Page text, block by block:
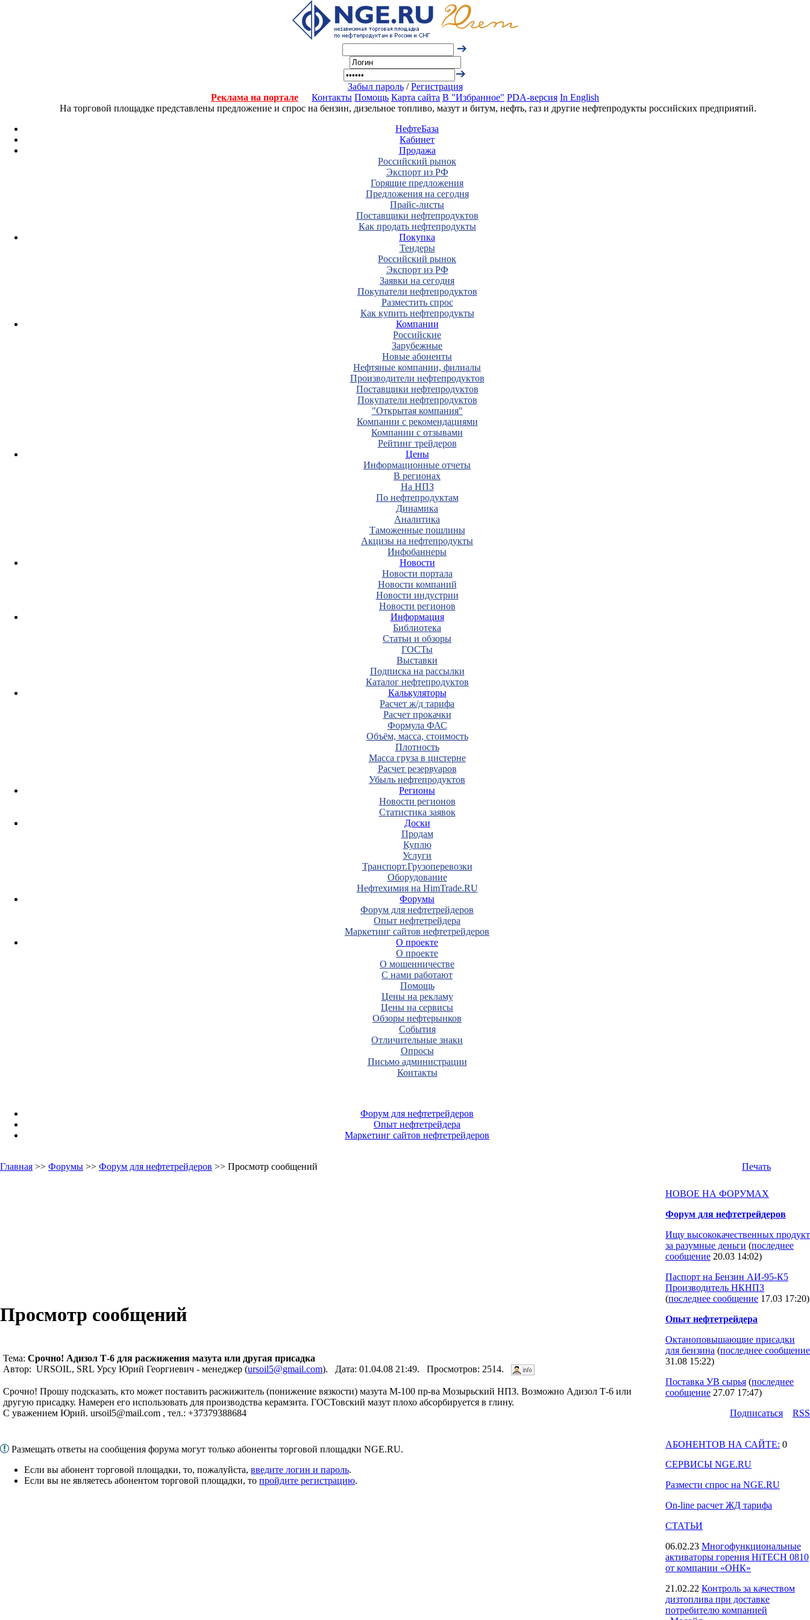
Забыл пароль/Регистрация
Реклама на портале
Контакты Помощь Карта сайта В "Избранное" PDA-версия In English
На торговой площадке представлены предложение и спрос на бензин, дизельное топливо, мазут и битум, нефть, газ и другие нефтепродукты российских предприятий.
НефтеБаза
Кабинет
Продажа
Российский рынок
Экспорт из РФ
Горящие предложения
Предложения на сегодня
Прайс-листы
Поставщики нефтепродуктов
Как продать нефтепродукты
Покупка
Тендеры
Российский рынок
Экспорт из РФ
Заявки на сегодня
Покупатели нефтепродуктов
Разместить спрос
Как купить нефтепродукты
Компании
Российские
Зарубежные
Новые абоненты
Нефтяные компании, филиалы
Производители нефтепродуктов
Поставщики нефтепродуктов
Покупатели нефтепродуктов
"Открытая компания"
Компании с рекомендациями
Компании с отзывами
Рейтинг трейдеров
Цены
Информационные отчеты
В регионах
На НПЗ
По нефтепродуктам
Динамика
Аналитика
Таможенные пошлины
Акцизы на нефтепродукты
Инфобаннеры
Новости
Новости портала
Новости компаний
Новости индустрии
Новости регионов
Информация
Библиотека
Статьи и обзоры
ГОСТы
Выставки
Подписка на рассылки
Каталог нефтепродуктов
Калькуляторы
Расчет ж/д тарифа
Расчет прокачки
Формула ФАС
Объём, масса, стоимость
Плотность
Масса груза в цистерне
Расчет резервуаров
Убыль нефтепродуктов
Регионы
Новости регионов
Статистика заявок
Доски
Продам
Куплю
Услуги
Транспорт.Грузоперевозки
Оборудование
Нефтехимия на HimTrade.RU
Форумы
Форум для нефтетрейдеров
Опыт нефтетрейдера
Маркетинг сайтов нефтетрейдеров
О проекте
О проекте
О мошенничестве
С нами работают
Помощь
Цены на рекламу
Цены на сервисы
Обзоры нефтерынков
События
Отличительные знаки
Опросы
Письмо администрации
Контакты
Форум для нефтетрейдеров
Опыт нефтетрейдера
Маркетинг сайтов нефтетрейдеров
Главная >> Форумы >> Форум для нефтетрейдеров >> Просмотр сообщений Печать
Просмотр сообщений
Тема: Срочно! Адизол Т-6 для расжижения мазута или другая присадка
Автор: URSOIL, SRL Урсу Юрий Георгиевич - менеджер (ursoil5@gmail.com). Дата: 01.04.08 21:49. Просмотров: 2514.
Срочно! Прошу подсказать, кто может поставить расжижитель (понижение вязкости) мазута М-100 пр-ва Мозырьский НПЗ. Возможно Адизол Т-6 или
другую присадку. Намерен его использовать для производства керамзита. ГОСТовский мазут плохо абсорбируется в глину.
С уважением Юрий. ursoil5@mail.com , тел.: +37379388684
Размещать ответы на сообщения форума могут только абоненты торговой площадки NGE.RU.
Если вы абонент торговой площадки, то, пожалуйста, введите логин и пароль.
Если вы не являетесь абонентом торговой площадки, то пройдите регистрацию.
НОВОЕ НА ФОРУМАХ
Форум для нефтетрейдеров
Ищу высококачественных продукт
за разумные деньги (последнее
сообщение 20.03 14:02)
Паспорт на Бензин АИ-95-К5
Производитель НКНПЗ
(последнее сообщение 17.03 17:20)
Опыт нефтетрейдера
Октаноповышающие присадки
для бензина (последнее сообщение
31.08 15:22)
Поставка УВ сырья (последнее
сообщение 27.07 17:47)
Подпиcаться
RSS
АБОНЕНТОВ НА САЙТЕ: 0
СЕРВИСЫ NGE.RU
Размести спрос на NGE.RU
On-line расчет ЖД тарифа
СТАТЬИ
06.02.23 Многофункциональные
активаторы горения HiTECH 0810
от компании «ОНК»
21.02.22 Контроль за качеством
дизтоплива при доставке
потребителю компанией